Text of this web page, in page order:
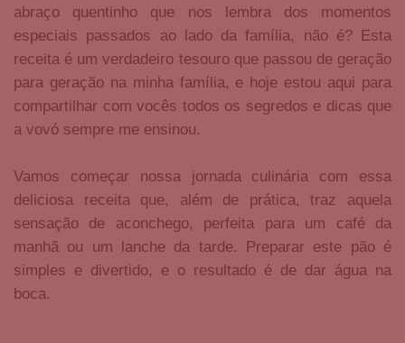
abraço quentinho que nos lembra dos momentos
especiais passados ao lado da família, não é? Esta
receita é um verdadeiro tesouro que passou de geração
para geração na minha família, e hoje estou aqui para
compartilhar com vocês todos os segredos e dicas que
a vovó sempre me ensinou.
Vamos começar nossa jornada culinária com essa
deliciosa receita que, além de prática, traz aquela
sensação de aconchego, perfeita para um café da
manhã ou um lanche da tarde. Preparar este pão é
simples e divertido, e o resultado é de dar água na
boca.